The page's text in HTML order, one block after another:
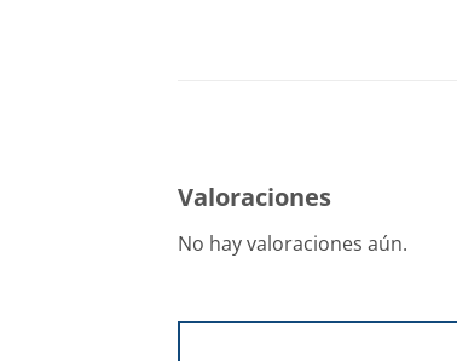
Valoraciones
No hay valoraciones aún.